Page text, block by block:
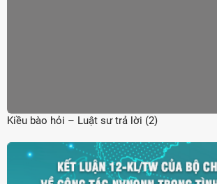
Kiều bào hỏi – Luật sư trả lời (2)